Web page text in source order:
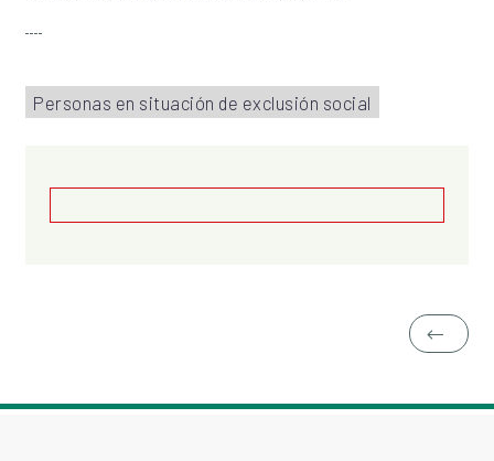
Personas en situación de exclusión social